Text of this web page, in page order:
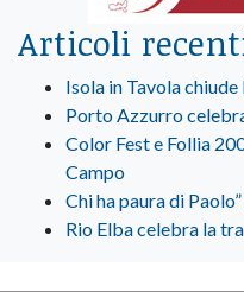
Articoli
Isola in Tavola
Porto Azzurro
Color Fest e Follia
Campo
Chi ha paura di
Rio Elba celebra la